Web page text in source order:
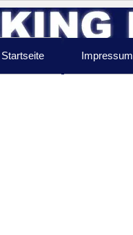
Startseite Impressum